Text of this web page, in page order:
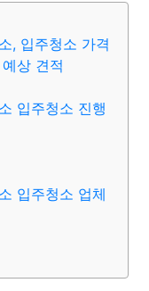
, 입주청소 가격
상 견적
입주청소 진행
입주청소 업체